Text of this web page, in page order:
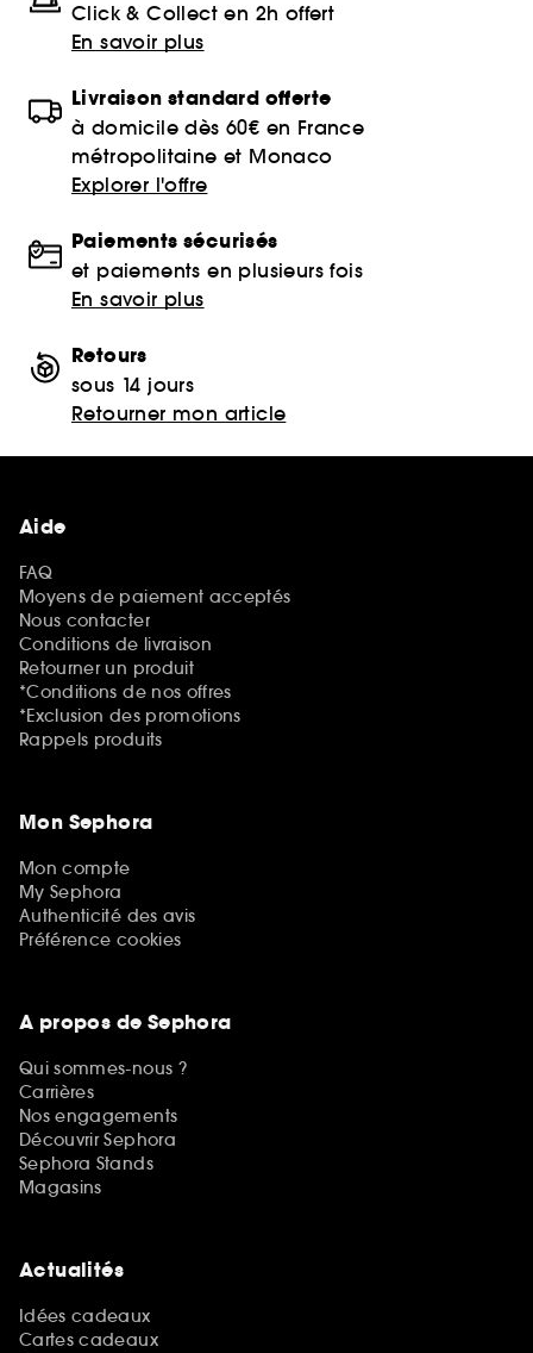
Click & Collect en 2h offert
En savoir plus
Livraison standard offerte
à domicile dès 60€ en France
métropolitaine et Monaco
Explorer l'offre
Paiements sécurisés
et paiements en plusieurs fois
En savoir plus
Retours
sous 14 jours
Retourner mon article
Aide
FAQ
Moyens de paiement acceptés
Nous contacter
Conditions de livraison
Retourner un produit
*Conditions de nos offres
*Exclusion des promotions
Rappels produits
Mon Sephora
Mon compte
My Sephora
Authenticité des avis
Préférence cookies
A propos de Sephora
Qui sommes-nous ?
Carrières
Nos engagements
Découvrir Sephora
Sephora Stands
Magasins
Actualités
Idées cadeaux
Cartes cadeaux